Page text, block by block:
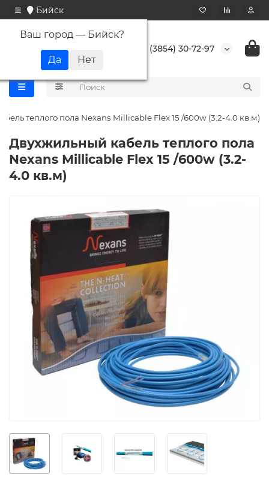
Бийск
Ваш город — Бийск?
+7 (3854) 30-72-97
теплого пола Nexans Millicable Flex 15 /600w (3.2-4.0 кв.м)
Двухжильный кабель теплого пола
Nexans Millicable Flex 15 /600w (3.2-
4.0 кв.м)